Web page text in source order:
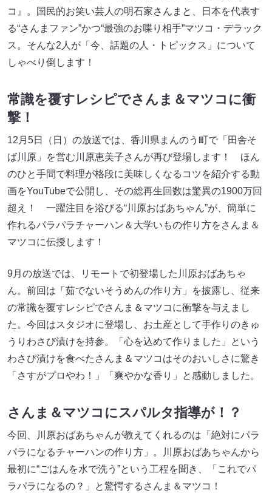
コ』。国民的お笑い芸人の明石家さんまと、日本を代表す
る“さんまファン”かつ“最強のお喋り相手”マツコ・デラック
ス。そんな2人が「今、話題の人・トピックス」について
しゃべり倒します！
常識を覆すレシピでさんま＆マツコに衝
撃！
12月5日（日）の放送では、香川県まんのう町で「田舎そ
ば川原」を営む川原恵美子さんが再び登場します！ ほん
のひと手間で料理が格段に美味しくなるコツを紹介する動
画をYouTubeで公開し、その総再生回数は驚異の1900万回
超え！ 一躍注目を浴びる“川原おばあちゃん”が、簡単に
作れるパラパラチャーハン＆大学いもの作り方をさんま＆
マツコに伝授します！
9月の放送では、リモートで初登場した川原おばあちゃ
ん。前回は「茹でないそうめんの作り方」を披露し、従来
の常識を覆すレシピでさんま＆マツコに衝撃を与えまし
た。今回はスタジオに登場し、お土産として手作りのきゅ
うりわさび漬けを持参。「心を込めて作りました」という
わさび漬けを食べたさんま＆マツコはそのおいしさに驚き
「さすがプロやわ！」「爽やかな香り」と感動しました。
さんま＆マツコにスパルタ指導が！？
今回、川原おばあちゃんが教えてくれるのは「絶対にパラ
パラになるチャーハンの作り方」。川原おばあちゃんから
最初に“ごはんを水で洗う”という工程を聞き、「これでパ
ラパラになるの？」と驚愕するさんま＆マツコ！